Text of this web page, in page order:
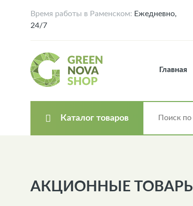
Время работы в Раменском: Ежедневно,
24/7
Главная
Каталог товаров
АКЦИОННЫЕ ТОВАРЫ